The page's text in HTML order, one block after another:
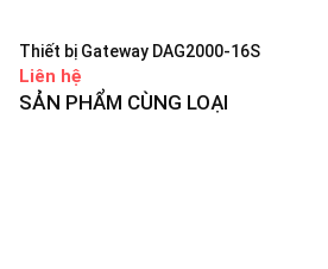
Thiết bị Gateway DAG2000-16S
Liên hệ
SẢN PHẨM CÙNG LOẠI